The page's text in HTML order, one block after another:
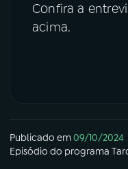
Confira a
acima.
Publicado em09/10/2024
Episódio do programa